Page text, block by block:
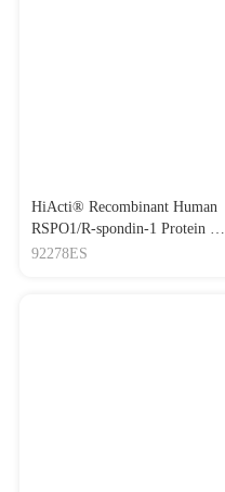
HiActi® Recombinant Human
RSPO1/R-spondin-1 Protein 重
组人RSPO1蛋白
92278ES